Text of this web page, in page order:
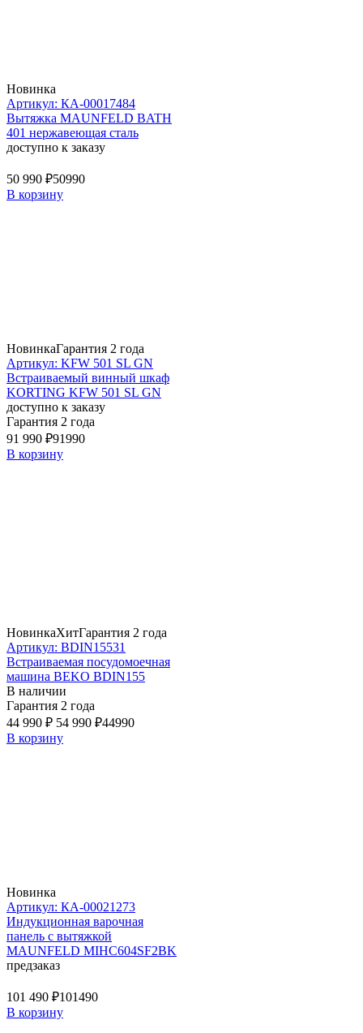
Новинка
Артикул: КА-00017484
Вытяжка MAUNFELD BATH
401 нержавеющая сталь
доступно к заказу
50 990 ₽50990
В корзину
НовинкаГарантия 2 года
Артикул: KFW 501 SL GN
Встраиваемый винный шкаф
KORTING KFW 501 SL GN
доступно к заказу
Гарантия 2 года
91 990 ₽91990
В корзину
НовинкаХитГарантия 2 года
Артикул: BDIN15531
Встраиваемая посудомоечная
машина BEKO BDIN155
В наличии
Гарантия 2 года
44 990 ₽ 54 990 ₽44990
В корзину
Новинка
Артикул: КА-00021273
Индукционная варочная
панель с вытяжкой
MAUNFELD MIHC604SF2BK
предзаказ
101 490 ₽101490
В корзину